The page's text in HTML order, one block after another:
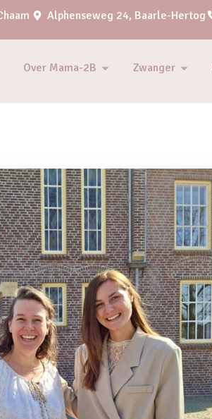
Alphenseweg 24, Baarle-Hertog
Over Mama-2B Zwanger